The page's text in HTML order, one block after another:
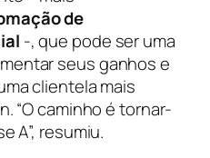
de
-, que pode ser uma
seus ganhos e
clientela mais
“O caminho é tornar-
A”, resumiu.